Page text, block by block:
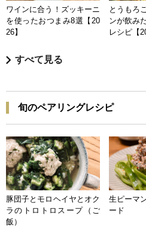
ワインに合う！ズッキーニ
を使ったおつまみ8選【20
26】
とうもろ
ンが飲み
レシピ【
すべて見る
旬のペアリングレシピ
豚団子とモロヘイヤとオク
ラのトロトロスープ（ご
飯）
生ピーマ
ード